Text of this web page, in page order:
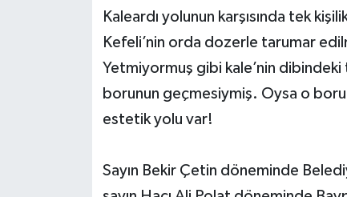
Kaleardı yolunun karşısında tek
Kefeli’nin orda dozerle tarumar
Yetmiyormuş gibi kale’nin
borunun geçmesiymiş. Oysa o
estetik yolu var!
Sayın Bekir Çetin döneminde